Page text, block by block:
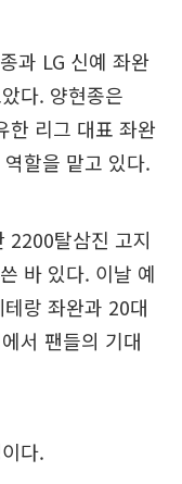
과 LG 신예 좌완
다. 양현종은
한 리그 대표 좌완
할을 맡고 있다.
2200탈삼진 고지
바 있다. 이날 예
랑 좌완과 20대
서 팬들의 기대
다.